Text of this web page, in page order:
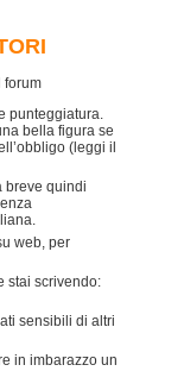
forum
punteggiatura.
bella figura se
(leggi il
breve quindi
web, per
stai scrivendo:
sensibili di altri
in imbarazzo un